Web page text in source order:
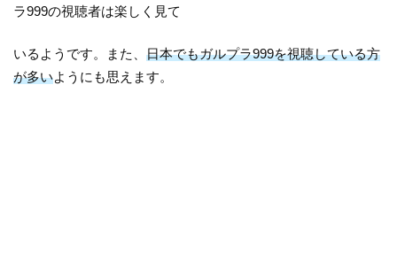
ラ999の視聴者は楽しく見て
いるようです。また、日本でもガルプラ999を視聴している方
が多いようにも思えます。